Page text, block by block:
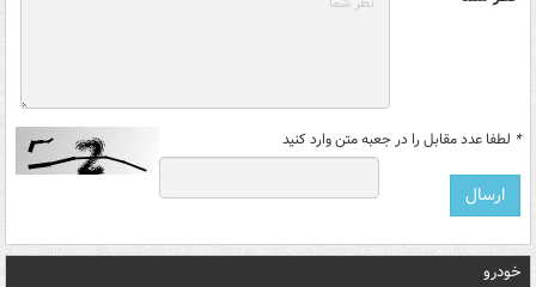
* لطفا عدد مقابل را در جعبه متن وارد کنید
خودرو